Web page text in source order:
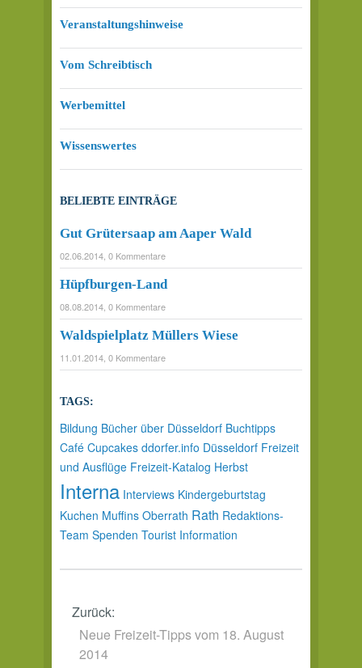
Veranstaltungshinweise
Vom Schreibtisch
Werbemittel
Wissenswertes
BELIEBTE EINTRÄGE
Gut Grütersaap am Aaper Wald
02.06.2014, 0 Kommentare
Hüpfburgen-Land
08.08.2014, 0 Kommentare
Waldspielplatz Müllers Wiese
11.01.2014, 0 Kommentare
TAGS:
Bildung Bücher über Düsseldorf Buchtipps
Café Cupcakes ddorfer.info Düsseldorf Freizeit
und Ausflüge Freizeit-Katalog Herbst
Interna Interviews Kindergeburtstag
Kuchen Muffins Oberrath Rath Redaktions-
Team Spenden Tourist Information
Zurück:
Neue Freizeit-Tipps vom 18. August
2014